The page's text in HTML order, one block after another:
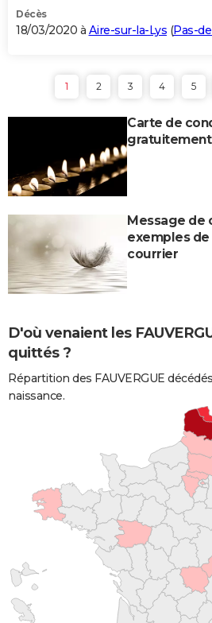
Décès
18/03/2020 à Aire-sur-la-Lys (Pas-
1 2 3 4 5
Carte de
Message de
exemples
courrier
D'où venaient les
quittés ?
Répartition des FAUVERGUE
naissance.